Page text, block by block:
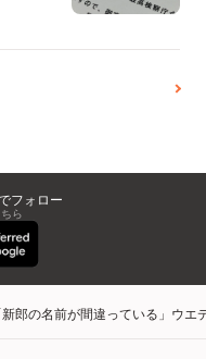
フォロー
ら
新郎の名前が間違っている」ウ